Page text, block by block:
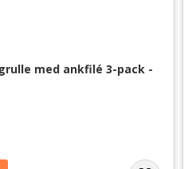
med ankfilé 3-pack -